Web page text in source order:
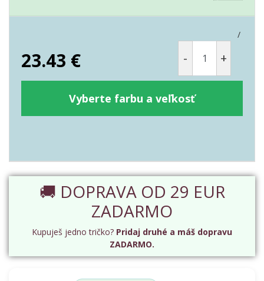
/
23.43 € - +
Vyberte farbu a veľkosť
🚚 DOPRAVA OD 29 EUR
ZADARMO
Kupuješ jedno tričko? Pridaj druhé a máš dopravu
ZADARMO.